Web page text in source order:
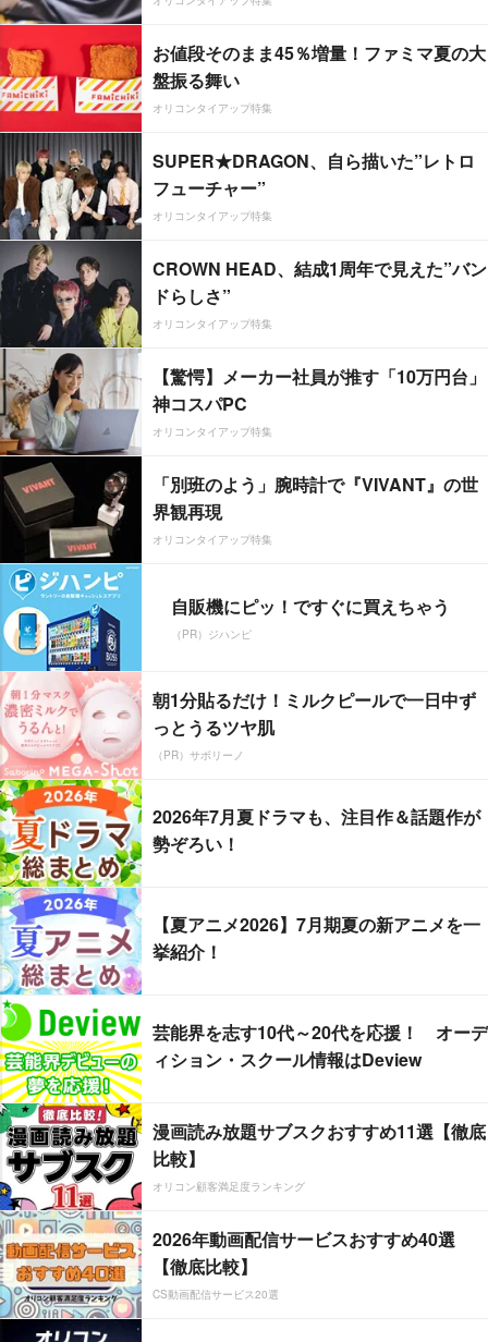
お値段そのまま45％増量！ファミマ夏の大
盤振る舞い
オリコンタイアップ特集
SUPER★DRAGON、自ら描いた”レトロ
フューチャー”
オリコンタイアップ特集
CROWN HEAD、結成1周年で見えた”バン
ドらしさ”
オリコンタイアップ特集
【驚愕】メーカー社員が推す「10万円台」
神コスパPC
オリコンタイアップ特集
「別班のよう」腕時計で『VIVANT』の世
界観再現
オリコンタイアップ特集
自販機にピッ！ですぐに買えちゃう
（PR）ジハンピ
朝1分貼るだけ！ミルクピールで一日中ず
っとうるツヤ肌
（PR）サボリーノ
2026年7月夏ドラマも、注目作＆話題作が
勢ぞろい！
【夏アニメ2026】7月期夏の新アニメを一
挙紹介！
芸能界を志す10代～20代を応援！ オーデ
ィション・スクール情報はDeview
漫画読み放題サブスクおすすめ11選【徹底
比較】
オリコン顧客満足度ランキング
2026年動画配信サービスおすすめ40選
【徹底比較】
CS動画配信サービス20選